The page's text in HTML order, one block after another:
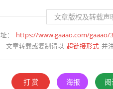
文章版权及转载声
： https://www.gaaao.com/gaaao/
文章转载或复制请以 超链接形式 并
打赏 海报